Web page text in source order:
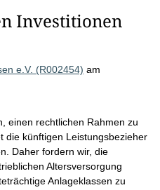
Investitionen
e.V. (R002454) am
einen rechtlichen Rahmen zu
die künftigen Leistungsbezieher
Daher fordern wir, die
Altersversorgung
Anlageklassen zu